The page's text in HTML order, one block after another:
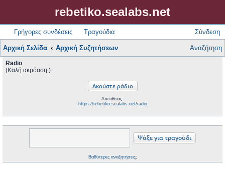
rebetiko.sealabs.net
Γρήγορες συνδέσεις Τραγούδια Σύνδεση
Αρχική Σελίδα Αρχική Συζητήσεων Αναζήτηση
Radio
(Καλή ακρόαση )..
Απευθείας:
https://rebetiko.sealabs.net/radio
Βαθύτερες αναζητήσεις;